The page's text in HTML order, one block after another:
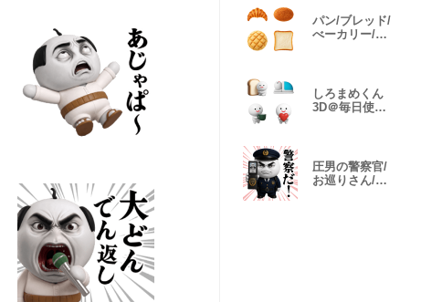
パン/ブレッド/
べーカリー/図
しろまめくん
3D＠毎日使え
圧男の警察官/
お巡りさん/ポ